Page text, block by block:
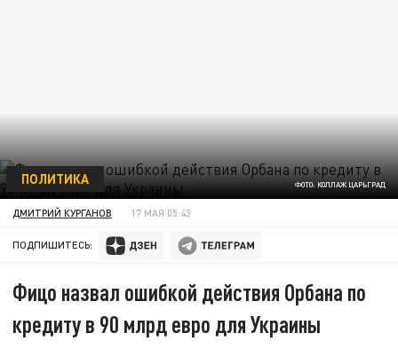
ФОТО: КОЛЛАЖ ЦАРЬГРАД
ПОЛИТИКА
ДМИТРИЙ КУРГАНОВ 17 МАЯ 05:43
ПОДПИШИТЕСЬ:
Фицо назвал ошибкой действия Орбана по
кредиту в 90 млрд евро для Украины